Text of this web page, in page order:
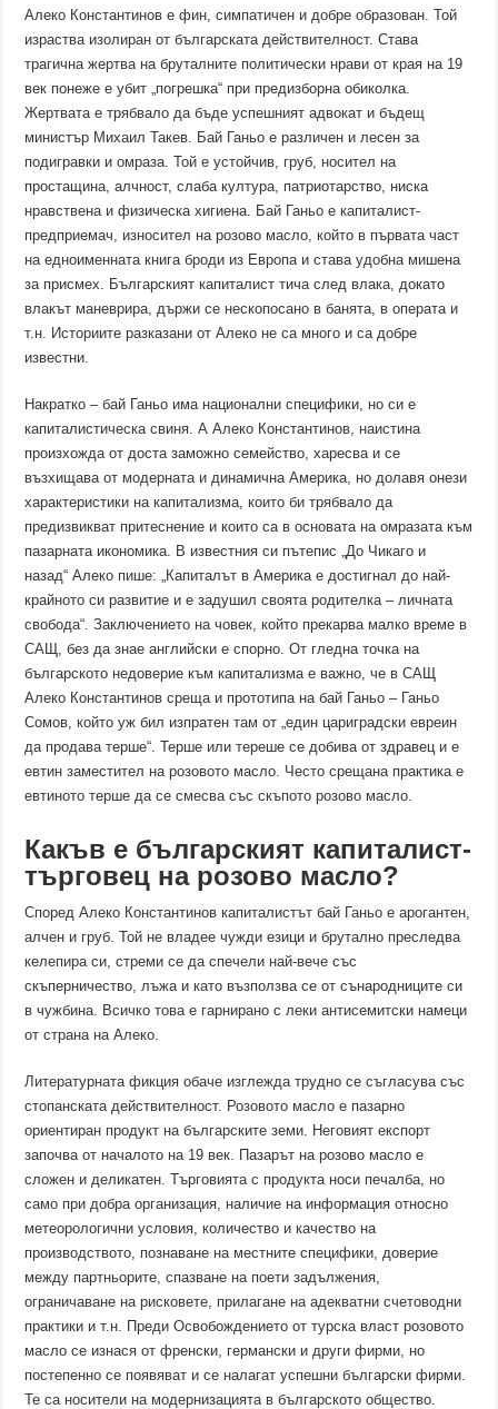
Алеко Константинов е фин, симпатичен и добре образован. Той
израства изолиран от българската действителност. Става
трагична жертва на бруталните политически нрави от края на 19
век понеже е убит „погрешка“ при предизборна обиколка.
Жертвата е трябвало да бъде успешният адвокат и бъдещ
министър Михаил Такев. Бай Ганьо е различен и лесен за
подигравки и омраза. Той е устойчив, груб, носител на
простащина, алчност, слаба култура, патриотарство, ниска
нравствена и физическа хигиена. Бай Ганьо е капиталист-
предприемач, износител на розово масло, който в първата част
на едноименната книга броди из Европа и става удобна мишена
за присмех. Българският капиталист тича след влака, докато
влакът маневрира, държи се нескопосано в банята, в операта и
т.н. Историите разказани от Алеко не са много и са добре
известни.
Накратко – бай Ганьо има национални специфики, но си е
капиталистическа свиня. А Алеко Константинов, наистина
произхожда от доста заможно семейство, харесва и се
възхищава от модерната и динамична Америка, но долавя онези
характеристики на капитализма, които би трябвало да
предизвикват притеснение и които са в основата на омразата към
пазарната икономика. В известния си пътепис „До Чикаго и
назад“ Алеко пише: „Капиталът в Америка е достигнал до най-
крайното си развитие и е задушил своята родителка – личната
свобода“. Заключението на човек, който прекарва малко време в
САЩ, без да знае английски е спорно. От гледна точка на
българското недоверие към капитализма е важно, че в САЩ
Алеко Константинов среща и прототипа на бай Ганьо – Ганьо
Сомов, който уж бил изпратен там от „един цариградски евреин
да продава терше“. Терше или тереше се добива от здравец и е
евтин заместител на розовото масло. Често срещана практика е
евтиното терше да се смесва със скъпото розово масло.
Какъв е българският капиталист-
търговец на розово масло?
Според Алеко Константинов капиталистът бай Ганьо е арогантен,
алчен и груб. Той не владее чужди езици и брутално преследва
келепира си, стреми се да спечели най-вече със
скъперничество, лъжа и като възползва се от сънародниците си
в чужбина. Всичко това е гарнирано с леки антисемитски намеци
от страна на Алеко.
Литературната фикция обаче изглежда трудно се съгласува със
стопанската действителност. Розовото масло е пазарно
ориентиран продукт на българските земи. Неговият експорт
започва от началото на 19 век. Пазарът на розово масло е
сложен и деликатен. Търговията с продукта носи печалба, но
само при добра организация, наличие на информация относно
метеорологични условия, количество и качество на
производството, познаване на местните специфики, доверие
между партньорите, спазване на поети задължения,
ограничаване на рисковете, прилагане на адекватни счетоводни
практики и т.н. Преди Освобождението от турска власт розовото
масло се изнася от френски, германски и други фирми, но
постепенно се появяват и се налагат успешни български фирми.
Те са носители на модернизацията в българското общество.